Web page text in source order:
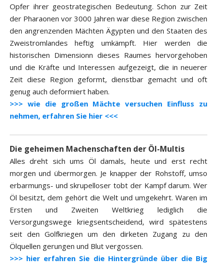
Opfer ihrer geostrategischen Bedeutung. Schon zur Zeit
der Pharaonen vor 3000 Jahren war diese Region zwischen
den angrenzenden Mächten Ägypten und den Staaten des
Zweistromlandes heftig umkämpft. Hier werden die
historischen Dimensionn dieses Raumes hervorgehoben
und die Kräfte und Interessen aufgezeigt, die in neuerer
Zeit diese Region geformt, dienstbar gemacht und oft
genug auch deformiert haben.
>>> wie die großen Mächte versuchen Einfluss zu
nehmen, erfahren Sie hier <<<
Die geheimen Machenschaften der Öl-Multis
Alles dreht sich ums Öl damals, heute und erst recht
morgen und übermorgen. Je knapper der Rohstoff, umso
erbarmungs- und skrupelloser tobt der Kampf darum. Wer
Öl besitzt, dem gehört die Welt und umgekehrt. Waren im
Ersten und Zweiten Weltkrieg lediglich die
Versorgungswege kriegsentscheidend, wird spätestens
seit den Golfkriegen um den dirketen Zugang zu den
Ölquellen gerungen und Blut vergossen.
>>> hier erfahren Sie die Hintergründe über die Big